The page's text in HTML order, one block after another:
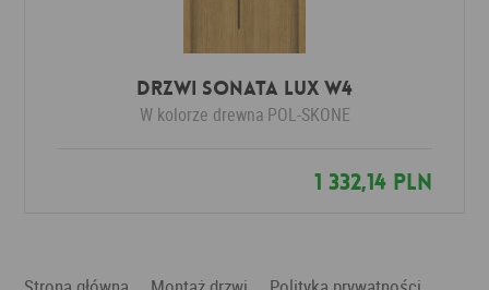
Drzwi Sonata lux W4
W kolorze drewna POL-SKONE
1 332,14 PLN